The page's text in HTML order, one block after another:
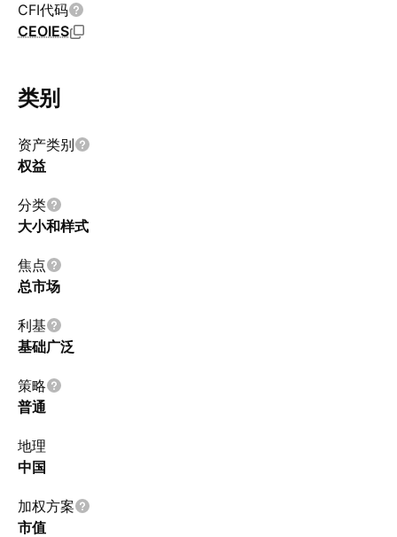
CFI代码
CEOIES
类别
资产类别
权益
分类
大小和样式
焦点
总市场
利基
基础广泛
策略
普通
地理
中国
加权方案
市值